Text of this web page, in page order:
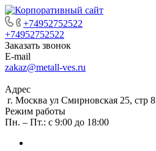
+74952752522
+74952752522
Заказать звонок
E-mail
zakaz@metall-ves.ru
Адрес
г. Москва ул Смирновская 25, стр 8
Режим работы
Пн. – Пт.: с 9:00 до 18:00